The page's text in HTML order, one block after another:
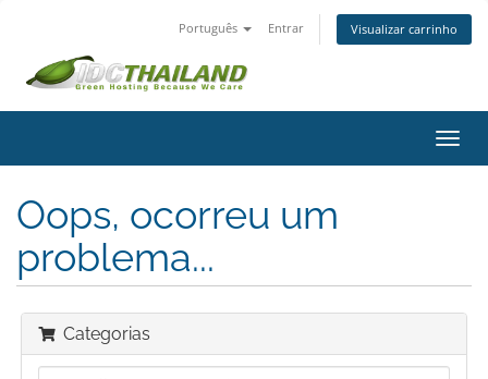
Português Entrar Visualizar carrinho
Oops, ocorreu um
problema...
Categorias